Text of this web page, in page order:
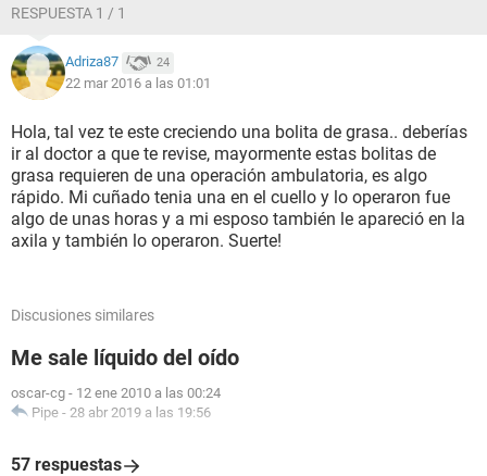
RESPUESTA 1 / 1
Adriza87 24
22 mar 2016 a las 01:01
Hola, tal vez te este creciendo una bolita de grasa.. deberías
ir al doctor a que te revise, mayormente estas bolitas de
grasa requieren de una operación ambulatoria, es algo
rápido. Mi cuñado tenia una en el cuello y lo operaron fue
algo de unas horas y a mi esposo también le apareció en la
axila y también lo operaron. Suerte!
Discusiones similares
Me sale líquido del oído
oscar-cg - 12 ene 2010 a las 00:24
Pipe - 28 abr 2019 a las 19:56
57 respuestas